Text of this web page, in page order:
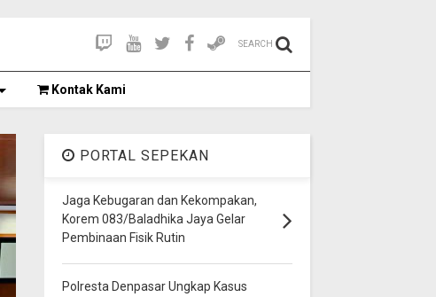
SEARCH
Kontak Kami
PORTAL SEPEKAN
Jaga Kebugaran dan Kekompakan,
Korem 083/Baladhika Jaya Gelar
Pembinaan Fisik Rutin
Polresta Denpasar Ungkap Kasus